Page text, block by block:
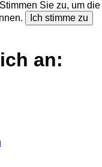
Sie zu, um die
Ich stimme zu
an: